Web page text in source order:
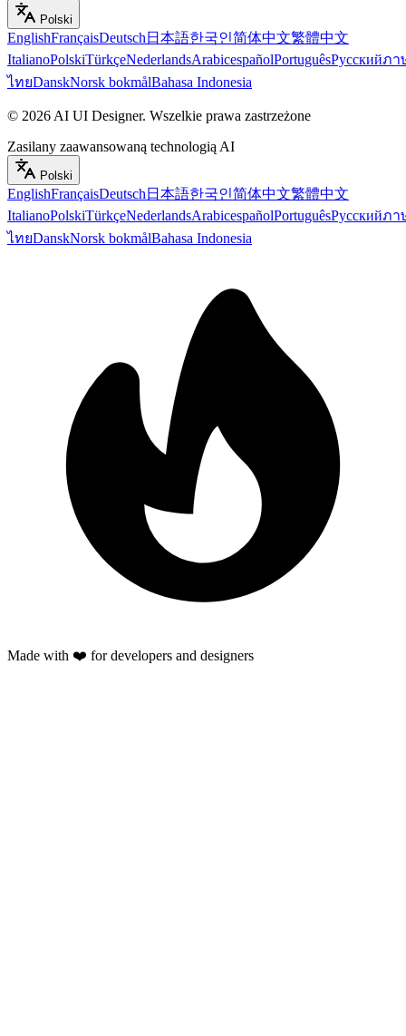
Polski
EnglishFrançaisDeutsch 日本語한국인简体中文繁體中文
ItalianoPolskiTürkçeNederlandsArabicespañolPortuguêsРусскийภา
ไทยDanskNorsk bokmålBahasa Indonesia
© 2026 AI UI Designer. Wszelkie prawa zastrzeżone
Zasilany zaawansowaną technologią AI
Polski
EnglishFrançaisDeutsch 日本語한국인简体中文繁體中文
ItalianoPolskiTürkçeNederlandsArabicespañolPortuguêsРусскийภา
ไทยDanskNorsk bokmålBahasa Indonesia
Made with ❤️ for developers and designers